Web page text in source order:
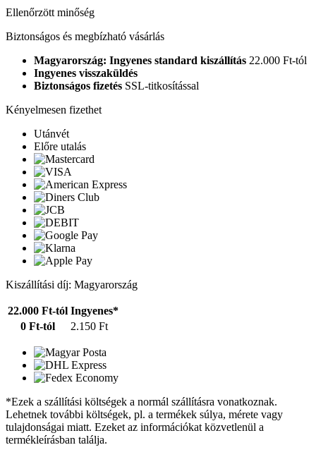
Ellenőrzött minőség
Biztonságos és megbízható vásárlás
Magyarország: Ingyenes standard kiszállítás 22.000 Ft-tól
Ingyenes visszaküldés
Biztonságos fizetés SSL-titkosítással
Kényelmesen fizethet
Utánvét
Előre utalás
Kiszállítási díj: Magyarország
22.000 Ft-tól Ingyenes*
0 Ft-tól
2.150 Ft
*Ezek a szállítási költségek a normál szállításra vonatkoznak.
Lehetnek további költségek, pl. a termékek súlya, mérete vagy
tulajdonságai miatt. Ezeket az információkat közvetlenül a
termékleírásban találja.